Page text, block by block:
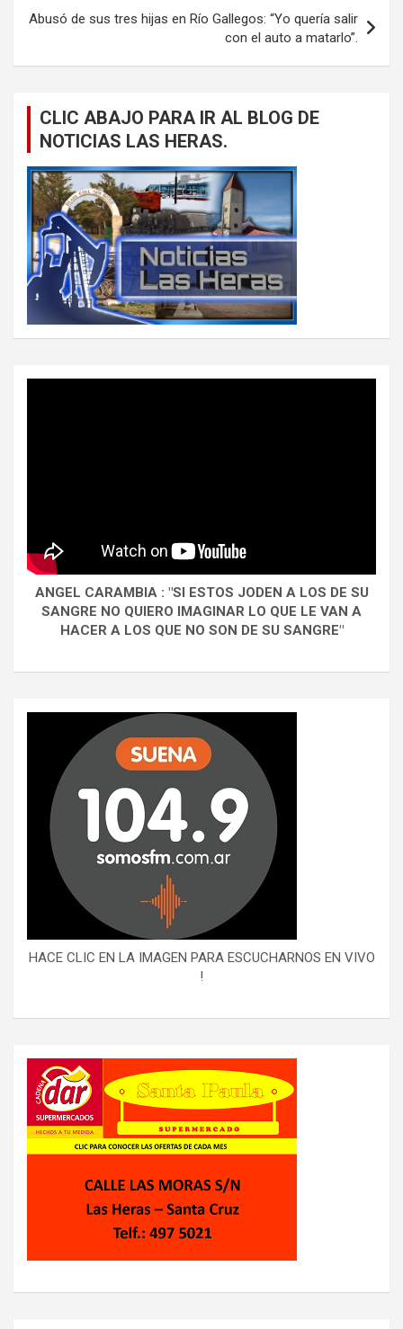
Abusó de sus tres hijas en Río Gallegos: “Yo quería salir
con el auto a matarlo”.
CLIC ABAJO PARA IR AL BLOG DE
NOTICIAS LAS HERAS.
ANGEL CARAMBIA : "SI ESTOS JODEN A LOS DE SU
SANGRE NO QUIERO IMAGINAR LO QUE LE VAN A
HACER A LOS QUE NO SON DE SU SANGRE"
HACE CLIC EN LA IMAGEN PARA ESCUCHARNOS EN VIVO
!